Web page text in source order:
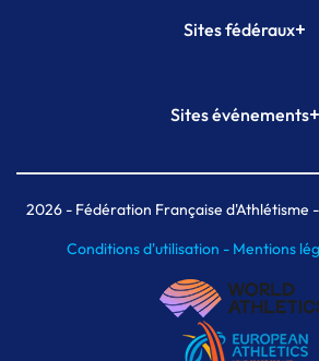
Sites fédéraux+
Plateforme Formation
Sites événements+
Meeting de Paris
MAIF Ekiden de Paris
2026- Fédération Française d'Athlétisme -
Conditions d'utilisation - Mentions